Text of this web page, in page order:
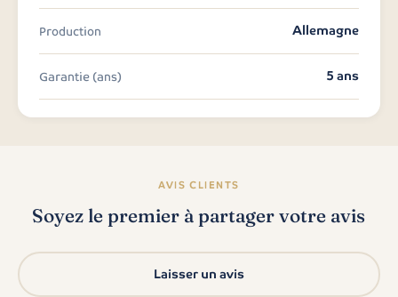
Production Allemagne
Garantie (ans) 5 ans
AVIS CLIENTS
Soyez le premier à partager votre avis
Laisser un avis